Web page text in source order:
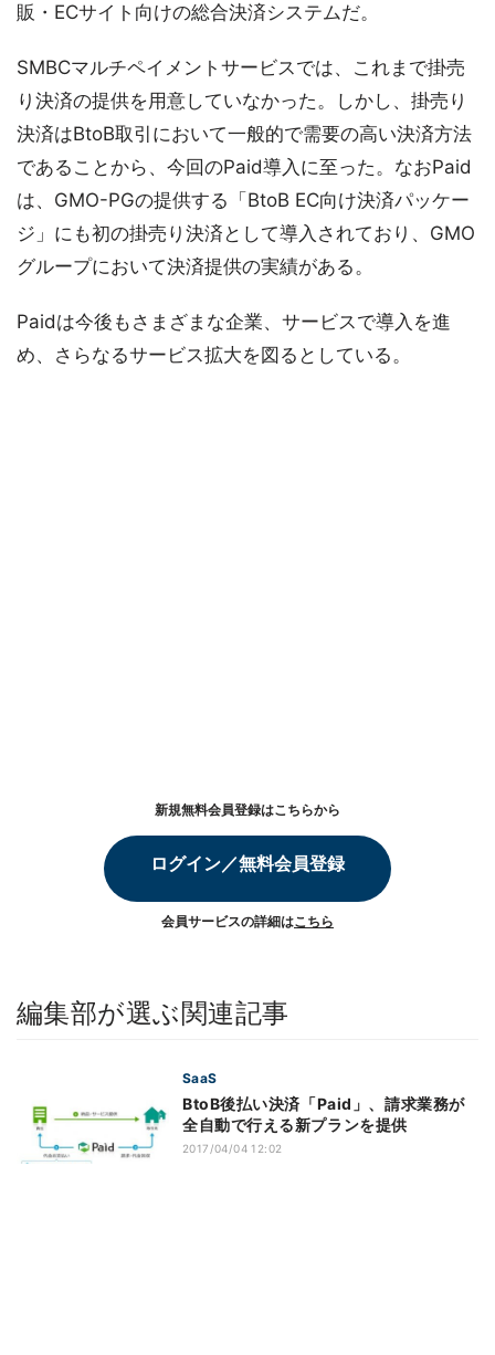
販・ECサイト向けの総合決済システムだ。
SMBCマルチペイメントサービスでは、これまで掛売
り決済の提供を用意していなかった。しかし、掛売り
決済はBtoB取引において一般的で需要の高い決済方法
であることから、今回のPaid導入に至った。なおPaid
は、GMO-PGの提供する「BtoB EC向け決済パッケー
ジ」にも初の掛売り決済として導入されており、GMO
グループにおいて決済提供の実績がある。
Paidは今後もさまざまな企業、サービスで導入を進
め、さらなるサービス拡大を図るとしている。
新規無料会員登録はこちらから
ログイン／無料会員登録
会員サービスの詳細はこちら
編集部が選ぶ関連記事
SaaS
BtoB後払い決済「Paid」、請求業務が
全自動で行える新プランを提供
2017/04/04 12:02